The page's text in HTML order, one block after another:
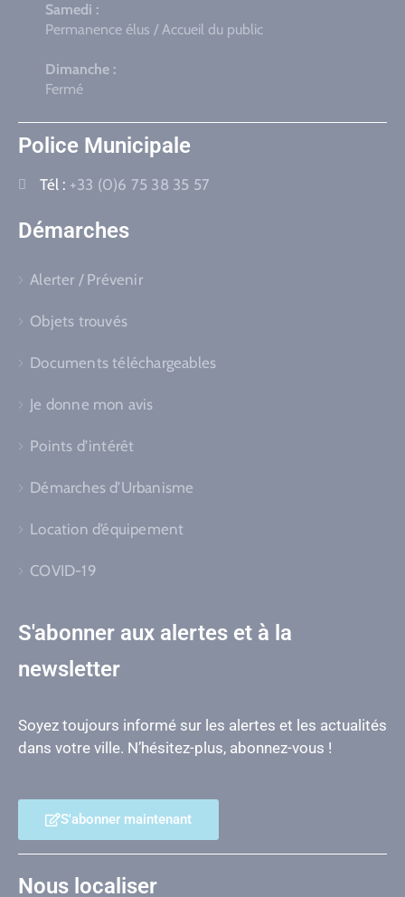
Samedi :
Permanence élus / Accueil du public
Dimanche :
Fermé
Police Municipale
Tél : +33 (0)6 75 38 35 57
Démarches
Alerter / Prévenir
Objets trouvés
Documents téléchargeables
Je donne mon avis
Points d’intérêt
Démarches d’Urbanisme
Location d’équipement
COVID-19
S'abonner aux alertes et à la
newsletter
Soyez toujours informé sur les alertes et les actualités
dans votre ville. N’hésitez-plus, abonnez-vous !
S'abonner maintenant
Nous localiser